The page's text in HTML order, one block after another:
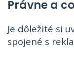
Právne a
Je dôležité si
spojené s